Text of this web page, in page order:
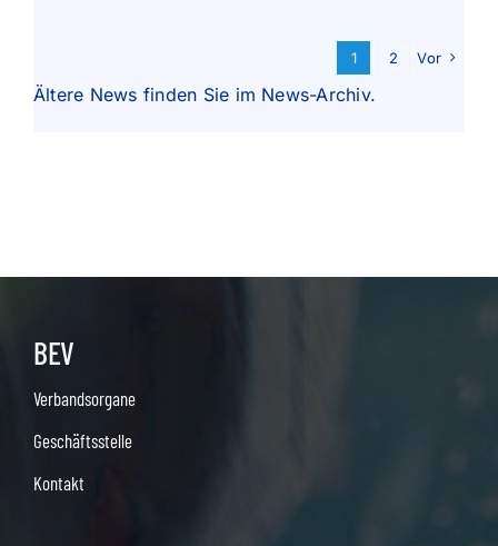
1 2 Vor
Ältere News finden Sie im News-Archiv.
BEV
Verbandsorgane
Geschäftsstelle
Kontakt